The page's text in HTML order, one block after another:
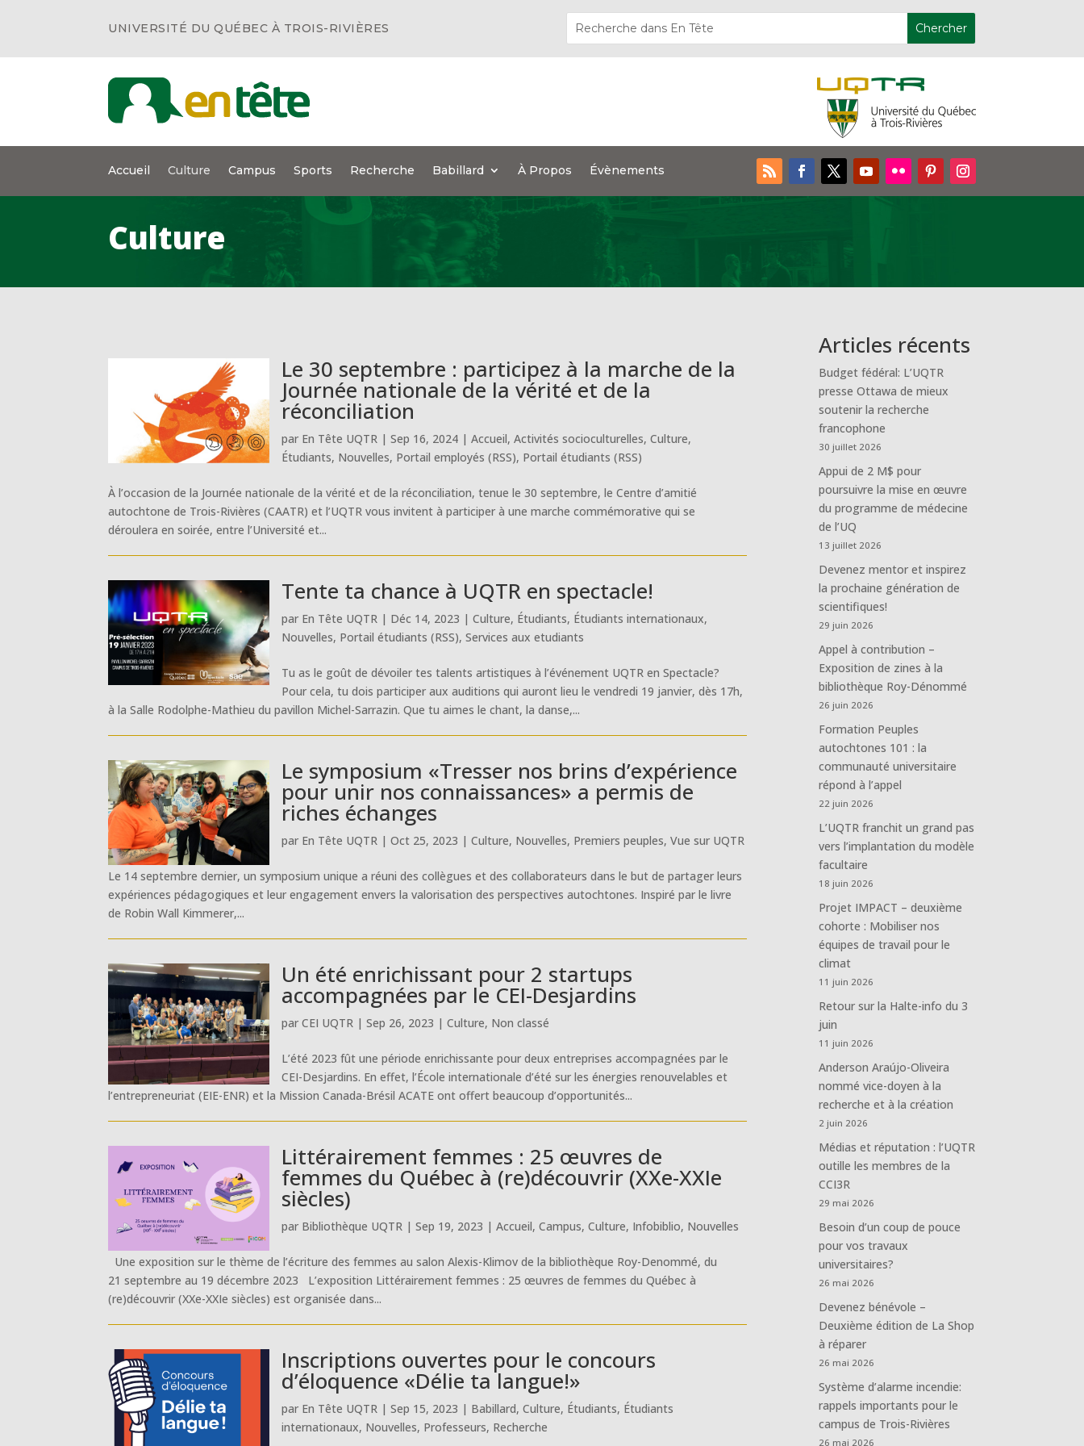
UNIVERSITÉ DU QUÉBEC À TROIS-RIVIÈRES
Accueil Culture Campus Sports Recherche Babillard À Propos Évènements
Culture
Le 30 septembre : participez à la marche de la
Journée nationale de la vérité et de la
réconciliation
par En Tête UQTR |Sep 16, 2024 |Accueil,Activités socioculturelles,Culture,
Étudiants, Nouvelles, Portail employés (RSS), Portail étudiants (RSS)
À l’occasion de la Journée nationale de la vérité et de la réconciliation, tenue le 30 septembre, le Centre d’amitié
autochtone de Trois-Rivières (CAATR) et l’UQTR vous invitent à participer à une marche commémorative qui se
déroulera en soirée, entre l’Université et...
Tente ta chance à UQTR en spectacle!
par En Tête UQTR | Déc 14, 2023 |Culture, Étudiants, Étudiants internationaux,
Nouvelles, Portail étudiants (RSS),Services aux etudiants
Tu as le goût de dévoiler tes talents artistiques à l’événement UQTR en Spectacle?
Pour cela, tu dois participer aux auditions qui auront lieu le vendredi 19 janvier, dès 17h,
à la Salle Rodolphe-Mathieu du pavillon Michel-Sarrazin. Que tu aimes le chant, la danse,...
Le symposium «Tresser nos brins d’expérience
pour unir nos connaissances» a permis de
riches échanges
par En Tête UQTR |Oct 25, 2023 |Culture, Nouvelles, Premiers peuples,Vue sur UQTR
Le 14 septembre dernier, un symposium unique a réuni des collègues et des collaborateurs dans le but de partager leurs
expériences pédagogiques et leur engagement envers la valorisation des perspectives autochtones. Inspiré par le livre
de Robin Wall Kimmerer,...
Un été enrichissant pour 2 startups
accompagnées par le CEI-Desjardins
parCEI UQTR |Sep 26, 2023 |Culture, Non classé
L’été 2023 fût une période enrichissante pour deux entreprises accompagnées par le
CEI-Desjardins. En effet, l’École internationale d’été sur les énergies renouvelables et
l’entrepreneuriat (EIE-ENR) et la Mission Canada-Brésil ACATE ont offert beaucoup d’opportunités...
Littérairement femmes : 25 œuvres de
femmes du Québec à (re)découvrir (XXe-XXIe
siècles)
par Bibliothèque UQTR |Sep 19, 2023 |Accueil,Campus,Culture, Infobiblio, Nouvelles
Une exposition sur le thème de l’écriture des femmes au salon Alexis-Klimov de la bibliothèque Roy-Denommé, du
21 septembre au 19 décembre 2023 L’exposition Littérairement femmes : 25 œuvres de femmes du Québec à
(re)découvrir (XXe-XXIe siècles) est organisée dans...
Inscriptions ouvertes pour le concours
d’éloquence «Délie ta langue!»
par En Tête UQTR |Sep 15, 2023 | Babillard,Culture, Étudiants, Étudiants
internationaux, Nouvelles, Professeurs, Recherche
Articles récents
Budget fédéral: L’UQTR
presse Ottawa de mieux
soutenir la recherche
francophone
30 juillet 2026
Appui de 2 M$ pour
poursuivre la mise en œuvre
du programme de médecine
de l’UQ
13 juillet 2026
Devenez mentor et inspirez
la prochaine génération de
scientifiques!
29 juin 2026
Appel à contribution –
Exposition de zines à la
bibliothèque Roy-Dénommé
26 juin 2026
Formation Peuples
autochtones 101 : la
communauté universitaire
répond à l’appel
22 juin 2026
L’UQTR franchit un grand pas
vers l’implantation du modèle
facultaire
18 juin 2026
Projet IMPACT – deuxième
cohorte : Mobiliser nos
équipes de travail pour le
climat
11 juin 2026
Retour sur la Halte-info du 3
juin
11 juin 2026
Anderson Araújo-Oliveira
nommé vice-doyen à la
recherche et à la création
2 juin 2026
Médias et réputation : l’UQTR
outille les membres de la
CCI3R
29 mai 2026
Besoin d’un coup de pouce
pour vos travaux
universitaires?
26 mai 2026
Devenez bénévole –
Deuxième édition de La Shop
à réparer
26 mai 2026
Système d’alarme incendie:
rappels importants pour le
campus de Trois-Rivières
26 mai 2026